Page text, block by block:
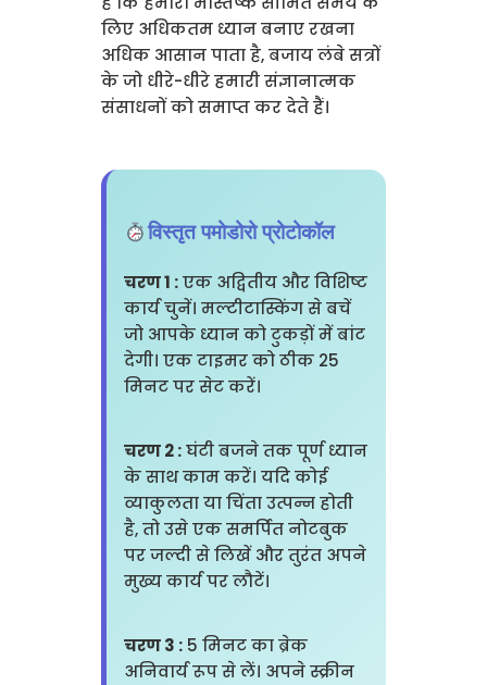
लिए अधिकतम ध्यान बनाए रखना
अधिक आसान पाता है, बजाय लंबे सत्रों
के जो धीरे-धीरे हमारी संज्ञानात्मक
संसाधनों को समाप्त कर देते हैं।
विस्तृत पमोडोरो प्रोटोकॉल
चरण 1 :एक अद्वितीय और विशिष्ट
कार्य चुनें। मल्टीटास्किंग से बचें
जो आपके ध्यान को टुकड़ों में बांट
देगी। एक टाइमर को ठीक 25
मिनट पर सेट करें।
चरण 2 :घंटी बजने तक पूर्ण ध्यान
के साथ काम करें। यदि कोई
व्याकुलता या चिंता उत्पन्न होती
है, तो उसे एक समर्पित नोटबुक
पर जल्दी से लिखें और तुरंत अपने
मुख्य कार्य पर लौटें।
चरण 3 :5 मिनट का ब्रेक
अनिवार्य रूप से लें। अपने स्क्रीन